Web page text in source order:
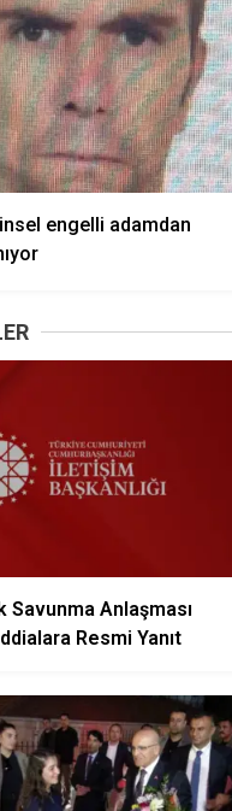
engelli adamdan
Savunma Anlaşması
Resmi Yanıt